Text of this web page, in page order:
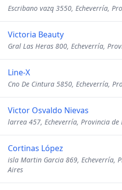
Escribano vazq 3550, Echeverría,
Victoria Beauty
Gral Las Heras 800, Echeverría,
Line-X
Cno De Cintura 5850, Echeverría,
Victor Osvaldo Nievas
larrea 457, Echeverría, Provincia de
Cortinas López
isla Martin Garcia 869, Echeverría,
Aires